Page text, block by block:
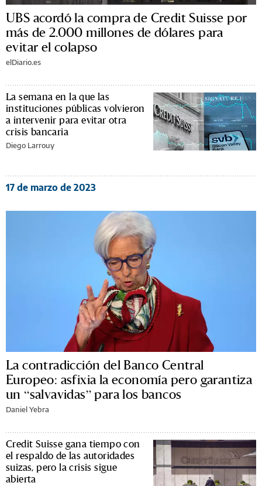
UBS acordó la compra de Credit Suisse por
más de 2.000 millones de dólares para
evitar el colapso
elDiario.es
La semana en la que las
instituciones públicas volvieron
a intervenir para evitar otra
crisis bancaria
Diego Larrouy
17 de marzo de 2023
La contradicción del Banco Central
Europeo: asfixia la economía pero garantiza
un “salvavidas” para los bancos
Daniel Yebra
Credit Suisse gana tiempo con
el respaldo de las autoridades
suizas, pero la crisis sigue
abierta